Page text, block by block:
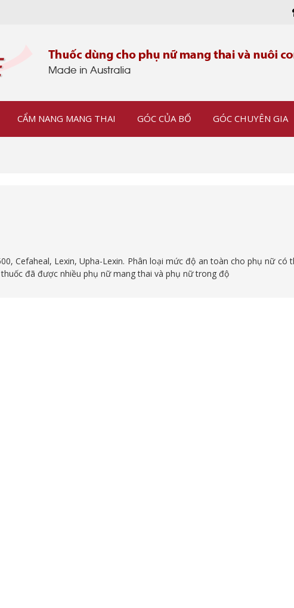
CẨM NANG MANG THAI GÓC CỦA BỐ GÓC CHUYÊN GIA
Cefaheal, Lexin, Upha-Lexin. Phân loại mức độ an toàn cho phụ nữ có
đã được nhiều phụ nữ mang thai và phụ nữ trong độ